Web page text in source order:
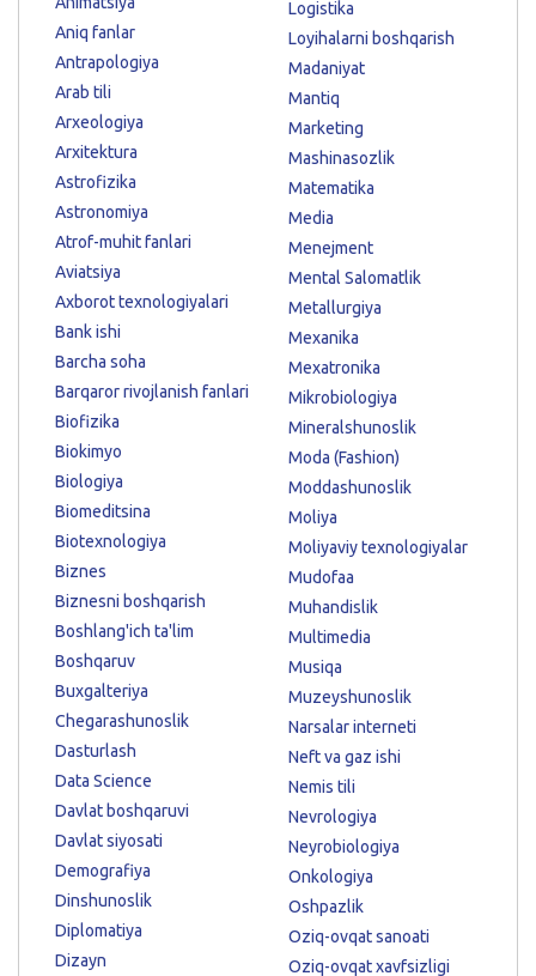
Aniq fanlar
Antrapologiya
Arab tili
Arxeologiya
Arxitektura
Astrofizika
Astronomiya
Atrof-muhit fanlari
Aviatsiya
Axborot texnologiyalari
Bank ishi
Barcha soha
Barqaror rivojlanish fanlari
Biofizika
Biokimyo
Biologiya
Biomeditsina
Biotexnologiya
Biznes
Biznesni boshqarish
Boshlang'ich ta'lim
Boshqaruv
Buxgalteriya
Chegarashunoslik
Dasturlash
Data Science
Davlat boshqaruvi
Davlat siyosati
Demografiya
Dinshunoslik
Diplomatiya
Dizayn
Logistika
Loyihalarni boshqarish
Madaniyat
Mantiq
Marketing
Mashinasozlik
Matematika
Media
Menejment
Mental Salomatlik
Metallurgiya
Mexanika
Mexatronika
Mikrobiologiya
Mineralshunoslik
Moda (Fashion)
Moddashunoslik
Moliya
Moliyaviy texnologiyalar
Mudofaa
Muhandislik
Multimedia
Musiqa
Muzeyshunoslik
Narsalar interneti
Neft va gaz ishi
Nemis tili
Nevrologiya
Neyrobiologiya
Onkologiya
Oshpazlik
Oziq-ovqat sanoati
Oziq-ovqat xavfsizligi